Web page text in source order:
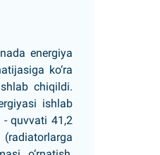
energiya
ko‘ra
chiqildi.
ishlab
quvvati 41,2